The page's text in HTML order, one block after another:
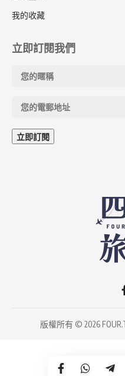
我的收藏
立即訂閱我們
版權所有 © 2026